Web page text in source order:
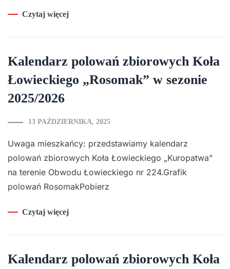
Czytaj więcej
Kalendarz polowań zbiorowych Koła
Łowieckiego „Rosomak” w sezonie
2025/2026
13 PAŹDZIERNIKA, 2025
Uwaga mieszkańcy: przedstawiamy kalendarz
polowań zbiorowych Koła Łowieckiego „Kuropatwa”
na terenie Obwodu Łowieckiego nr 224.Grafik
polowań RosomakPobierz
Czytaj więcej
Kalendarz polowań zbiorowych Koła